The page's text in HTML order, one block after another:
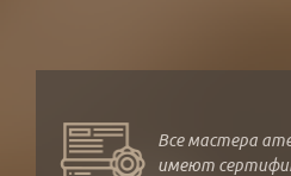
Все мастера
имеют